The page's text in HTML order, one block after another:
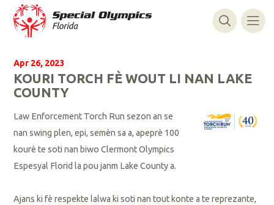
Apr 26, 2023
KOURI TORCH FÈ WOUT LI NAN LAKE
COUNTY
Law Enforcement Torch Run sezon an se
nan swing plen, epi, semèn sa a, apeprè 100
kourè te soti nan biwo Clermont Olympics
Espesyal Florid la pou janm Lake County a.
Ajans ki fè respekte lalwa ki soti nan tout konte a te reprezante,